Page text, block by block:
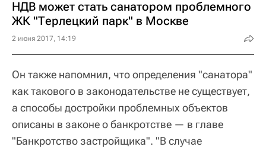
НДВ может стать санатором проблемного
ЖК "Терлецкий парк" в Москве
2 июня 2017, 14:19
Он также напомнил, что определения "санатора"
как такового в законодательстве не существует,
а способы достройки проблемных объектов
описаны в законе о банкротстве — в главе
"Банкротство застройщика". "В случае